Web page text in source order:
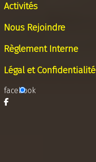
Activités
Nous Rejoindre
Règlement Interne
Légal et Confidentialité
facebook